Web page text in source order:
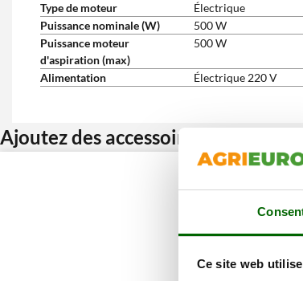
Ce site web
Type de moteur
Électrique
Puissance nominale (W)
500 W
Puissance moteur
d'aspiration (max)
500 W
Alimentation Électrique 220 V
Ajoutez des accessoires et